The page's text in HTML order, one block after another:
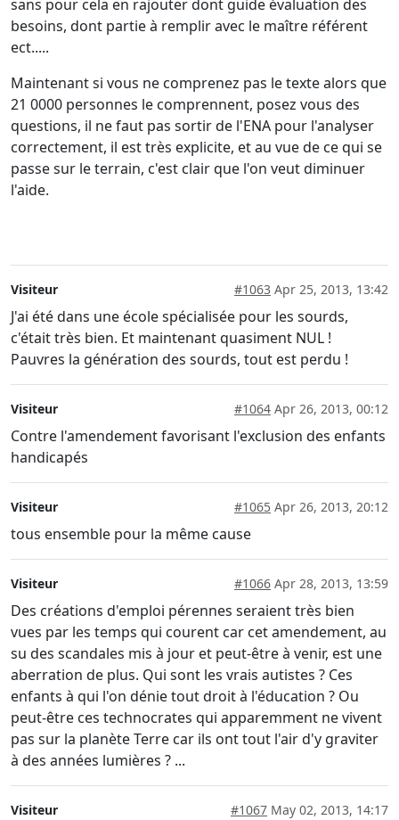
sans pour cela en rajouter dont guide évaluation des
besoins, dont partie à remplir avec le maître référent
ect.....
Maintenant si vous ne comprenez pas le texte alors que
21 0000 personnes le comprennent, posez vous des
questions, il ne faut pas sortir de l'ENA pour l'analyser
correctement, il est très explicite, et au vue de ce qui se
passe sur le terrain, c'est clair que l'on veut diminuer
l'aide.
Visiteur #1063 Apr 25, 2013, 13:42
J'ai été dans une école spécialisée pour les sourds,
c'était très bien. Et maintenant quasiment NUL !
Pauvres la génération des sourds, tout est perdu !
Visiteur #1064 Apr 26, 2013, 00:12
Contre l'amendement favorisant l'exclusion des enfants
handicapés
Visiteur #1065 Apr 26, 2013, 20:12
tous ensemble pour la même cause
Visiteur #1066 Apr 28, 2013, 13:59
Des créations d'emploi pérennes seraient très bien
vues par les temps qui courent car cet amendement, au
su des scandales mis à jour et peut-être à venir, est une
aberration de plus. Qui sont les vrais autistes ? Ces
enfants à qui l'on dénie tout droit à l'éducation ? Ou
peut-être ces technocrates qui apparemment ne vivent
pas sur la planète Terre car ils ont tout l'air d'y graviter
à des années lumières ? ...
Visiteur #1067 May 02, 2013, 14:17